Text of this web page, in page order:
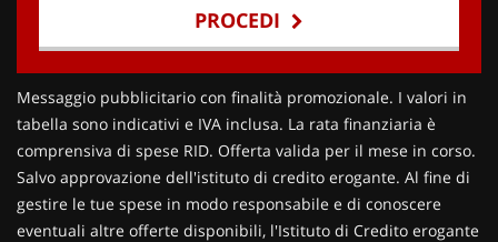
PROCEDI
Contattaci
Messaggio pubblicitario con finalità promozionale. I valori in
tabella sono indicativi e IVA inclusa. La rata finanziaria è
comprensiva di spese RID. Offerta valida per il mese in corso.
Salvo approvazione dell'istituto di credito erogante. Al fine di
gestire le tue spese in modo responsabile e di conoscere
eventuali altre offerte disponibili, l'Istituto di Credito erogante